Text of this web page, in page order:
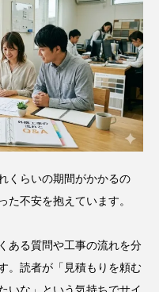
くらいの期間がかかるの
た不安を抱えています。
ある質問や工事の流れを分
。読者が「見積もりを頼む